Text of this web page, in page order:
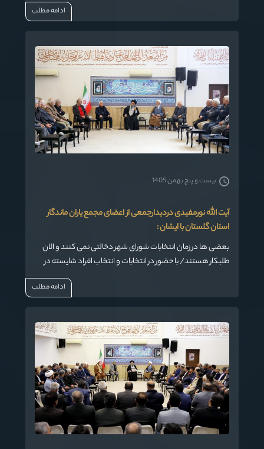
ادامه مطلب
آيت الله نورمفیدی دردیدارجمعی از اعضای مجمع یاران ماندگار
استان گلستان با ایشان :
بعضی ها در زمان انتخابات شورای شهر دخالتی نمی کنند و الان
طلبکار هستند/ با حضور در انتخابات و انتخاب افراد شایسته در
بیست و پنج بهمن 1405
ادامه مطلب